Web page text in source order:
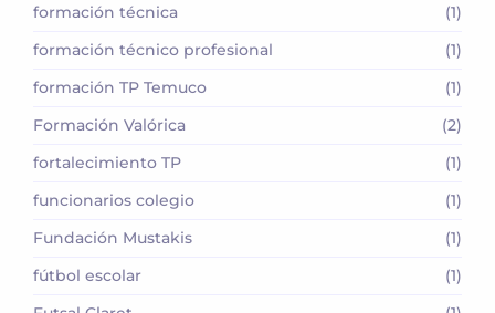
formación técnica
(1)
formación técnico profesional
(1)
formación TP Temuco
(1)
Formación Valórica
(2)
fortalecimiento TP
(1)
funcionarios colegio
(1)
Fundación Mustakis
(1)
fútbol escolar
(1)